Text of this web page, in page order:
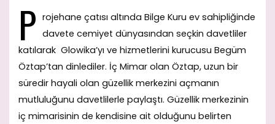
P rojehane çatısı altında Bilge Kuru ev sahipliğinde
davete cemiyet dünyasından seçkin davetliler
katılarak Glowika’yı ve hizmetlerini kurucusu Begüm
Öztap’tan dinlediler. İç Mimar olan Öztap, uzun bir
süredir hayali olan güzellik merkezini açmanın
mutluluğunu davetlilerle paylaştı. Güzellik merkezinin
iç mimarisinin de kendisine ait olduğunu belirten